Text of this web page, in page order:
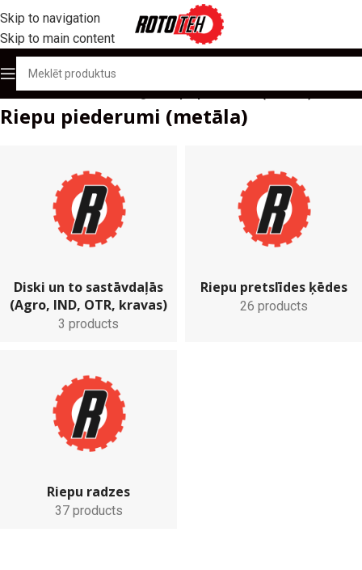
Skip to navigation
Skip to main content
Sākums/Produktu katalogs/Riepu piederumi (metāla)
Riepu piederumi (metāla)
Diski un to sastāvdaļās
(Agro, IND, OTR, kravas)
3 products
Riepu pretslīdes ķēdes
26 products
Riepu radzes
37 products